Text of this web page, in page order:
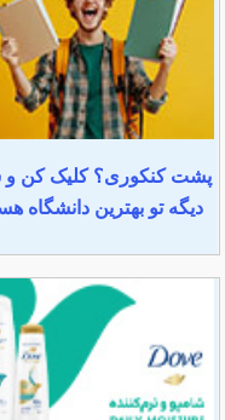
پشت کنکوری؟ کلیک کن و
دیگه تو بهترین دانشگاه